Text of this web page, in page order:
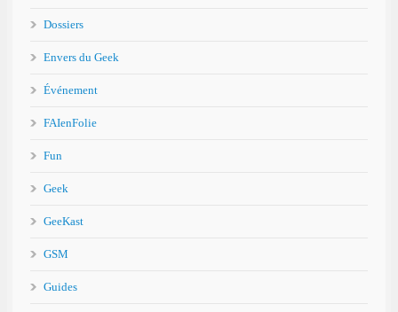
Dossiers
Envers du Geek
Événement
FAIenFolie
Fun
Geek
GeeKast
GSM
Guides